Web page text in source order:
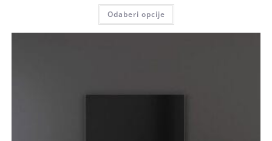
Odaberi opcije